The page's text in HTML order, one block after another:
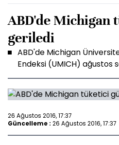
ABD'de Michigan
geriledi
ABD'de Michigan
Endeksi (UMICH) ağustos
26 Ağustos 2016, 17:37
Güncelleme : 26 Ağustos 2016, 17:37